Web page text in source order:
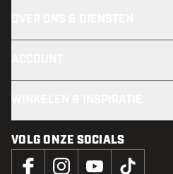
VOLG ONZE SOCIALS